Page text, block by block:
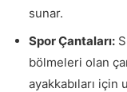
sunar.
Spor Çantaları:
bölmeleri olan
ayakkabıları